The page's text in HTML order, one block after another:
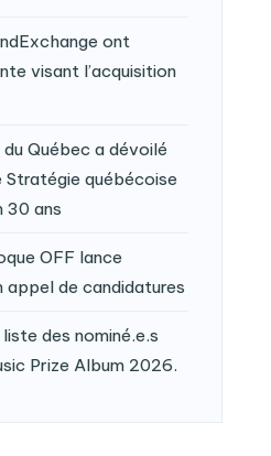
ont
visant l’acquisition
Québec a dévoilé
québécoise
30 ans
OFF lance
de candidatures
des nominé.e.s
Prize Album 2026.